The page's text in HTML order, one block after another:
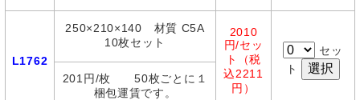
L1762
250×210×140 材質 C5A
10枚セット
2010
円/セッ
ト（税
込2211
円）
セッ
ト
201円/枚 50枚ごとに１
梱包運賃です。